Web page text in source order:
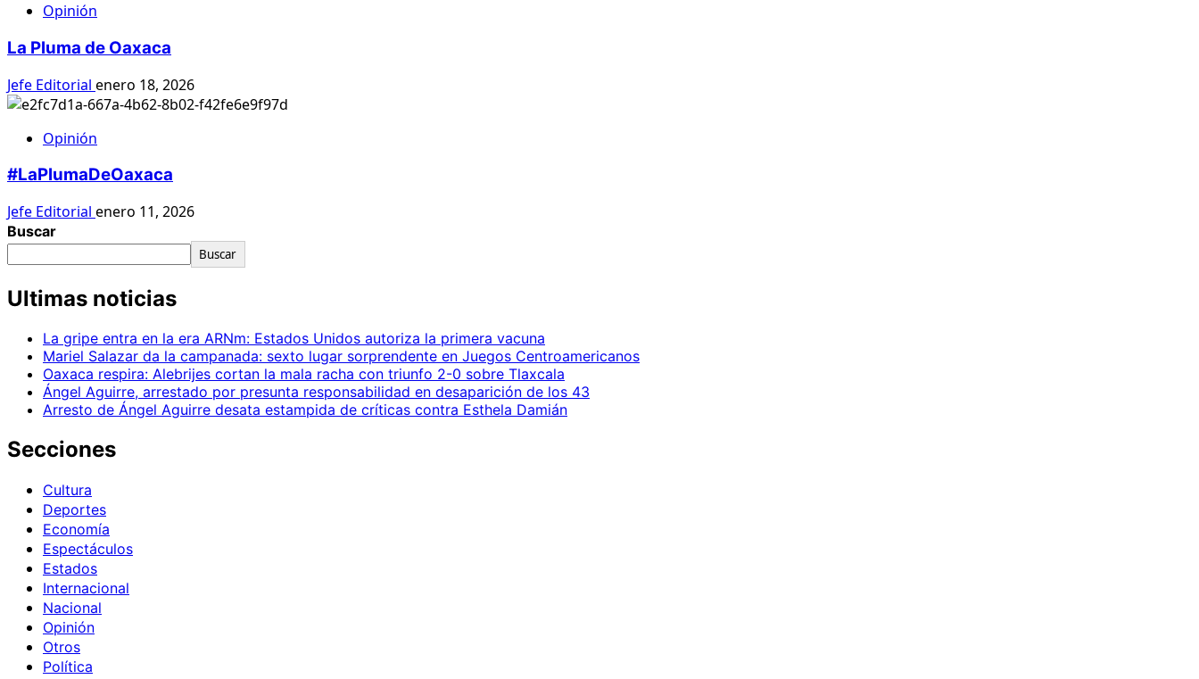
Opinión
La Pluma de Oaxaca
Jefe Editorial enero 18, 2026
Opinión
#LaPlumaDeOaxaca
Jefe Editorial enero 11, 2026
Buscar
Buscar
Ultimas noticias
La gripe entra en la era ARNm: Estados Unidos autoriza la primera vacuna
Mariel Salazar da la campanada: sexto lugar sorprendente en Juegos Centroamericanos
Oaxaca respira: Alebrijes cortan la mala racha con triunfo 2-0 sobre Tlaxcala
Ángel Aguirre, arrestado por presunta responsabilidad en desaparición de los 43
Arresto de Ángel Aguirre desata estampida de críticas contra Esthela Damián
Secciones
Cultura
Deportes
Economía
Espectáculos
Estados
Internacional
Nacional
Opinión
Otros
Política